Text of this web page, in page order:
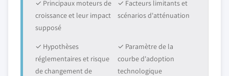
✓ Principaux moteurs de
croissance et leur impact
supposé
✓ Facteurs limitants et
scénarios d'atténuation
✓ Hypothèses
réglementaires et risque
de changement de
✓ Paramètre de la
courbe d'adoption
technologique